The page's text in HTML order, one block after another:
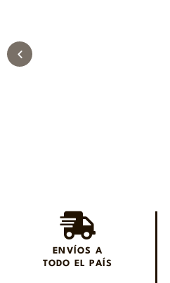
Envios en
ENVÍOS A
TODO EL PAÍS